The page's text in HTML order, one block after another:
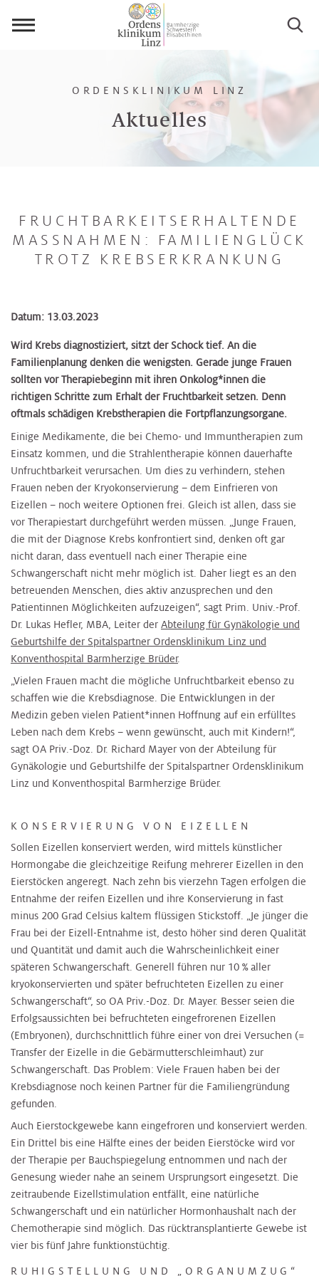
Aktuelles
ORDENSKLINIKUM LINZ
FRUCHTBARKEITSERHALTENDE
MASSNAHMEN: FAMILIENGLÜCK T
ROTZ KREBSERKRANKUNG
Datum: 13.03.2023
Wird Krebs diagnostiziert, sitzt der Schock tief. An die
Familienplanung denken die wenigsten. Gerade junge Frauen
sollten vor Therapiebeginn mit ihren Onkolog*innen die
richtigen Schritte zum Erhalt der Fruchtbarkeit setzen. Denn
oftmals schädigen Krebstherapien die Fortpflanzungsorgane.
Einige Medikamente, die bei Chemo- und Immuntherapien zum
Einsatz kommen, und die Strahlentherapie können dauerhafte
Unfruchtbarkeit verursachen. Um dies zu verhindern, stehen
Frauen neben der Kryokonservierung – dem Einfrieren von
Eizellen – noch weitere Optionen frei. Gleich ist allen, dass sie
vor Therapiestart durchgeführt werden müssen. „Junge Frauen,
die mit der Diagnose Krebs konfrontiert sind, denken oft gar
nicht daran, dass eventuell nach einer Therapie eine
Schwangerschaft nicht mehr möglich ist. Daher liegt es an den
betreuenden Menschen, dies aktiv anzusprechen und den
Patientinnen Möglichkeiten aufzuzeigen“, sagt Prim. Univ.-Prof.
Dr. Lukas Hefler, MBA, Leiter der Abteilung für Gynäkologie und
Geburtshilfe der Spitalspartner Ordensklinikum Linz und
Konventhospital Barmherzige Brüder.
„Vielen Frauen macht die mögliche Unfruchtbarkeit ebenso zu
schaffen wie die Krebsdiagnose. Die Entwicklungen in der
Medizin geben vielen Patient*innen Hoffnung auf ein erfülltes
Leben nach dem Krebs – wenn gewünscht, auch mit Kindern!“,
sagt OA Priv.-Doz. Dr. Richard Mayer von der Abteilung für
Gynäkologie und Geburtshilfe der Spitalspartner Ordensklinikum
Linz und Konventhospital Barmherzige Brüder.
KONSERVIERUNG VON EIZELLEN
Sollen Eizellen konserviert werden, wird mittels künstlicher
Hormongabe die gleichzeitige Reifung mehrerer Eizellen in den
Eierstöcken angeregt. Nach zehn bis vierzehn Tagen erfolgen die
Entnahme der reifen Eizellen und ihre Konservierung in fast
minus 200 Grad Celsius kaltem flüssigen Stickstoff. „Je jünger die
Frau bei der Eizell-Entnahme ist, desto höher sind deren Qualität
und Quantität und damit auch die Wahrscheinlichkeit einer
späteren Schwangerschaft. Generell führen nur 10 % aller
kryokonservierten und später befruchteten Eizellen zu einer
Schwangerschaft“, so OA Priv.-Doz. Dr. Mayer. Besser seien die
Erfolgsaussichten bei befruchteten eingefrorenen Eizellen
(Embryonen), durchschnittlich führe einer von drei Versuchen (=
Transfer der Eizelle in die Gebärmutterschleimhaut) zur
Schwangerschaft. Das Problem: Viele Frauen haben bei der
Krebsdiagnose noch keinen Partner für die Familiengründung
gefunden.
Auch Eierstockgewebe kann eingefroren und konserviert werden.
Ein Drittel bis eine Hälfte eines der beiden Eierstöcke wird vor
der Therapie per Bauchspiegelung entnommen und nach der
Genesung wieder nahe an seinem Ursprungsort eingesetzt. Die
zeitraubende Eizellstimulation entfällt, eine natürliche
Schwangerschaft und ein natürlicher Hormonhaushalt nach der
Chemotherapie sind möglich. Das rücktransplantierte Gewebe ist
vier bis fünf Jahre funktionstüchtig.
RUHIGSTELLUNG UND „ORGANUMZUG“